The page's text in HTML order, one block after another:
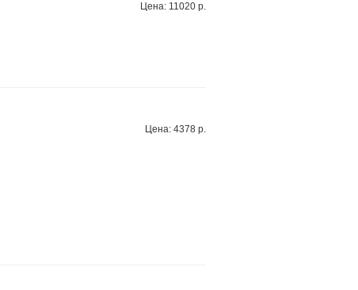
Цена: 11020 р.
Цена: 4378 р.